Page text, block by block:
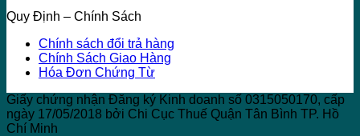
Quy Định – Chính Sách
Chính sách đổi trả hàng
Chính Sách Giao Hàng
Hóa Đơn Chứng Từ
Giấy chứng nhận Đăng ký Kinh doanh số 0315050170, cấp
ngày 17/05/2018 bởi Chi Cục Thuế Quận Tân Bình TP. Hồ
Chí Minh